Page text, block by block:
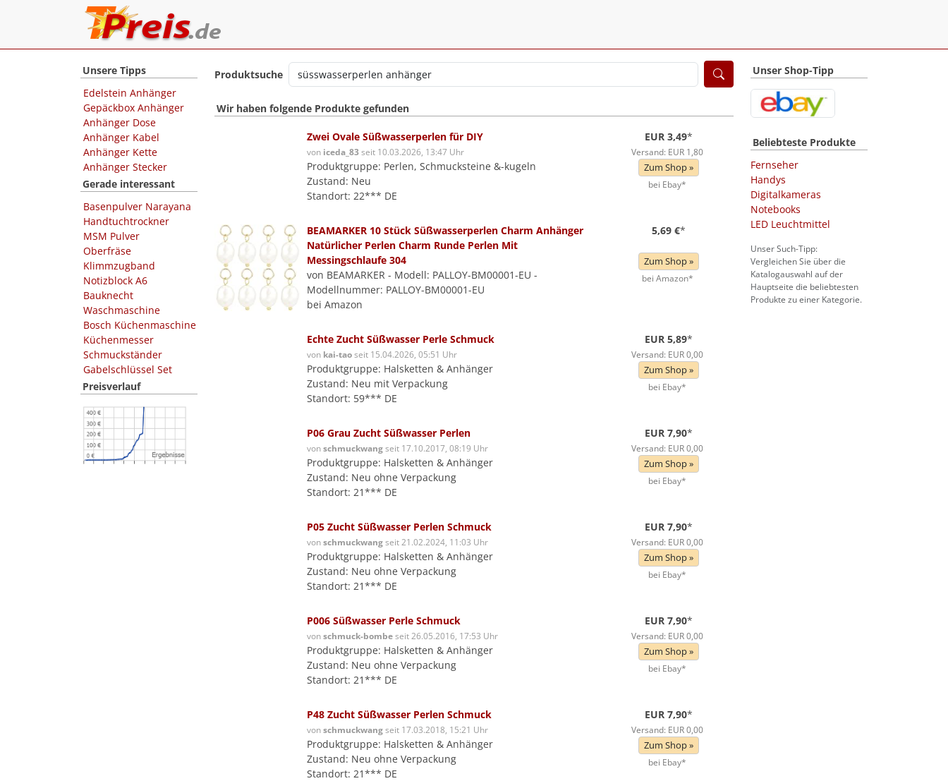
Unsere Tipps
Edelstein Anhänger
Gepäckbox Anhänger
Anhänger Dose
Anhänger Kabel
Anhänger Kette
Anhänger Stecker
Gerade interessant
Basenpulver Narayana
Handtuchtrockner
MSM Pulver
Oberfräse
Klimmzugband
Notizblock A6
Bauknecht
Waschmaschine
Bosch Küchenmaschine
Küchenmesser
Schmuckständer
Gabelschlüssel Set
Preisverlauf
Produktsuche
Wir haben folgende Produkte gefunden
Zwei Ovale Süßwasserperlen für DIY
von iceda_83seit 10.03.2026, 13:47 Uhr
Produktgruppe: Perlen, Schmucksteine &-kugeln
Zustand: Neu
Standort: 22*** DE
EUR 3,49*
Versand: EUR 1,80
Zum Shop »
bei Ebay*
BEAMARKER 10 Stück Süßwasserperlen Charm Anhänger
Natürlicher Perlen Charm Runde Perlen Mit
Messingschlaufe 304
von BEAMARKER - Modell: PALLOY-BM00001-EU -
Modellnummer: PALLOY-BM00001-EU
bei Amazon
5,69 €*
Zum Shop »
bei Amazon*
Echte Zucht Süßwasser Perle Schmuck
von kai-taoseit 15.04.2026, 05:51 Uhr
Produktgruppe: Halsketten & Anhänger
Zustand: Neu mit Verpackung
Standort: 59*** DE
EUR 5,89*
Versand: EUR 0,00
Zum Shop »
bei Ebay*
P06 Grau Zucht Süßwasser Perlen
vonschmuckwangseit 17.10.2017, 08:19 Uhr
Produktgruppe: Halsketten & Anhänger
Zustand: Neu ohne Verpackung
Standort: 21*** DE
EUR 7,90*
Versand: EUR 0,00
Zum Shop »
bei Ebay*
P05 Zucht Süßwasser Perlen Schmuck
vonschmuckwangseit 21.02.2024, 11:03 Uhr
Produktgruppe: Halsketten & Anhänger
Zustand: Neu ohne Verpackung
Standort: 21*** DE
EUR 7,90*
Versand: EUR 0,00
Zum Shop »
bei Ebay*
P006 Süßwasser Perle Schmuck
vonschmuck-bombeseit 26.05.2016, 17:53 Uhr
Produktgruppe: Halsketten & Anhänger
Zustand: Neu ohne Verpackung
Standort: 21*** DE
EUR 7,90*
Versand: EUR 0,00
Zum Shop »
bei Ebay*
P48 Zucht Süßwasser Perlen Schmuck
vonschmuckwangseit 17.03.2018, 15:21 Uhr
Produktgruppe: Halsketten & Anhänger
Zustand: Neu ohne Verpackung
Standort: 21*** DE
EUR 7,90*
Versand: EUR 0,00
Zum Shop »
bei Ebay*
Unser Shop-Tipp
Beliebteste Produkte
Fernseher
Handys
Digitalkameras
Notebooks
LED Leuchtmittel
Unser Such-Tipp:
Vergleichen Sie über die
Katalogauswahl auf der
Hauptseite die beliebtesten
Produkte zu einer Kategorie.